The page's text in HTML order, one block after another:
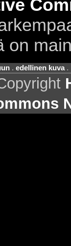
on
. edellinen kuva.